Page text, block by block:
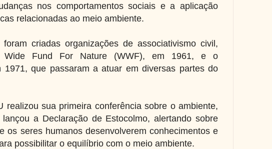
nos comportamentos sociais e a aplicação
relacionadas ao meio ambiente.
foram criadas organizações de associativismo civil,
Fund For Nature (WWF), em 1961, e o
1971, que passaram a atuar em diversas partes do
realizou sua primeira conferência sobre o ambiente,
a Declaração de Estocolmo, alertando sobre
os seres humanos desenvolverem conhecimentos e
possibilitar o equilíbrio com o meio ambiente.